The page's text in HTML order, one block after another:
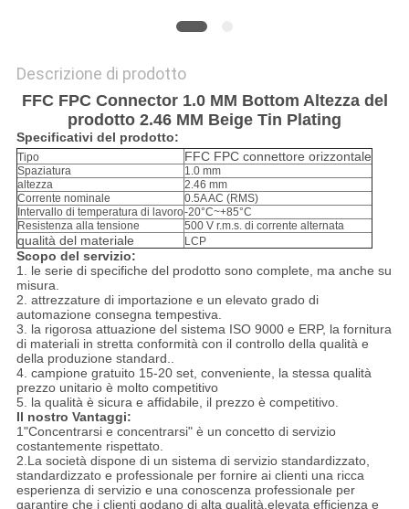
Descrizione di prodotto
FFC FPC Connector 1.0 MM Bottom Altezza del
prodotto 2.46 MM Beige Tin Plating
Specificativi del prodotto:
Tipo FFC FPC connettore orizzontale
Spaziatura
1.0 mm
altezza
2.46 mm
Corrente nominale
0.5A AC (RMS)
Intervallo di temperatura di lavoro-20°C~+85°C
Resistenza alla tensione
500 V r.m.s. di corrente alternata
qualità del materiale LCP
Scopo del servizio:
1. le serie di specifiche del prodotto sono complete, ma anche su
misura.
2. attrezzature di importazione e un elevato grado di
automazione consegna tempestiva.
3. la rigorosa attuazione del sistema ISO 9000 e ERP, la fornitura
di materiali in stretta conformità con il controllo della qualità e
della produzione standard..
4. campione gratuito 15-20 set, conveniente, la stessa qualità
prezzo unitario è molto competitivo
5. la qualità è sicura e affidabile, il prezzo è competitivo.
Il nostro Vantaggi:
1"Concentrarsi e concentrarsi" è un concetto di servizio
costantemente rispettato.
2.La società dispone di un sistema di servizio standardizzato,
standardizzato e professionale per fornire ai clienti una ricca
esperienza di servizio e una conoscenza professionale per
garantire che i clienti godano di alta qualità,elevata efficienza e